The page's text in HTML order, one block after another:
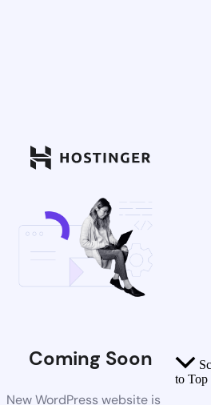
Coming Soon
New WordPress website is
to Top